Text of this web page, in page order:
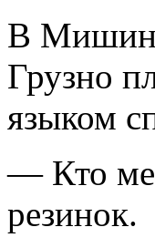
В
Грузно
языком
— Кто
резинок.